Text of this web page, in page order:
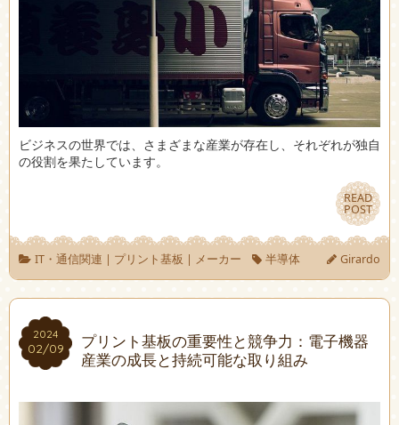
ビジネスの世界では、さまざまな産業が存在し、それぞれが独自
の役割を果たしています。
READ
POST
READ
POST
IT・通信関連 | プリント基板 | メーカー 半導体 Girardo
2024
02/09
2024
02/09
プリント基板の重要性と競争力：電子機器
産業の成長と持続可能な取り組み